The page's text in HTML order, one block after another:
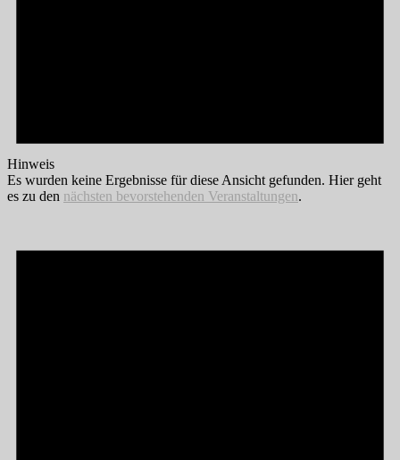
Hinweis
Es wurden keine Ergebnisse für diese Ansicht gefunden. Hier geht
es zu den nächsten bevorstehenden Veranstaltungen.